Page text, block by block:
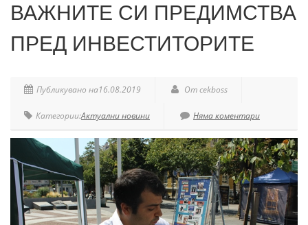
ВАЖНИТЕ СИ ПРЕДИМСТВА
ПРЕД ИНВЕСТИТОРИТЕ
Публикувано на16.08.2019 От cekboss
Категории:Актуални новини Няма коментари